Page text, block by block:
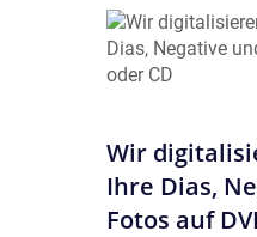
Wir
Ihre Dias,
Fotos auf